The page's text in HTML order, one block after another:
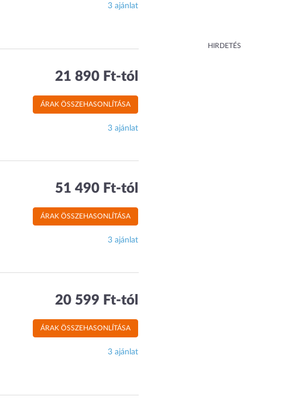
HIRDETÉS
3 ajánlat
21 890 Ft-tól
ÁRAK ÖSSZEHASONLÍTÁSA
3 ajánlat
51 490 Ft-tól
ÁRAK ÖSSZEHASONLÍTÁSA
3 ajánlat
20 599 Ft-tól
ÁRAK ÖSSZEHASONLÍTÁSA
3 ajánlat